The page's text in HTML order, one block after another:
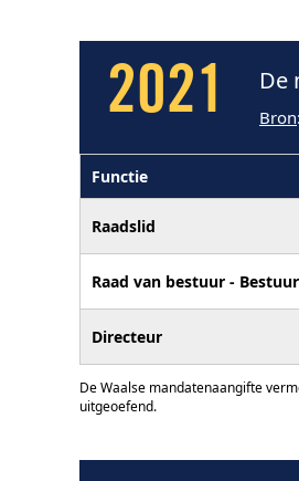
2021 De
Bron
Functie
Raadslid
Raad van bestuur -
Directeur
De Waalse mandatenaangifte
uitgeoefend.